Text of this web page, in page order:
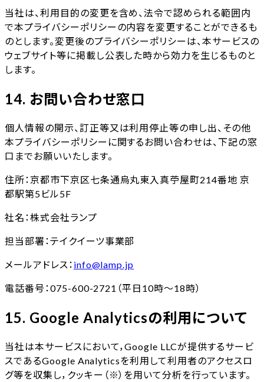
当社は、利用目的の変更を含め、法令で認められる範囲内
で本プライバシーポリシーの内容を変更することができるも
のとします。変更後のプライバシーポリシーは、本サービスの
ウェブサイト等に掲載し公表した時から効力を生じるものと
します。
14. お問い合わせ窓口
個人情報の開示、訂正等又は利用停止等の申し出、その他
本プライバシーポリシーに関するお問い合わせは、下記の窓
口までお願いいたします。
住所：京都市下京区七条通烏丸東入真苧屋町214番地 京
都駅第5ビル5F
社名：株式会社ランプ
担当部署：テイクイーツ事業部
メールアドレス： info@lamp.jp
電話番号：075-600-2721（平日10時～18時）
15. Google Analyticsの利用について
当社は本サービスにおいて，Google LLCが提供するサービ
スであるGoogle Analyticsを利用して利用者のアクセスロ
グ等を収集し，クッキー（※）を用いて分析を行っています。